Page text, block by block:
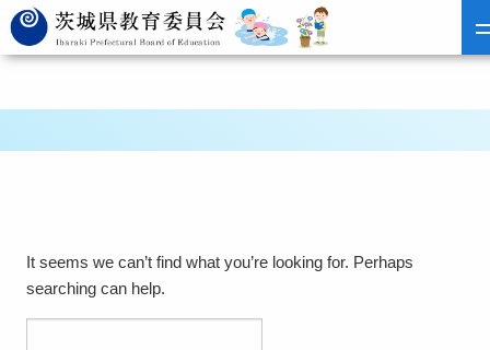
It seems we can’t find what you’re looking for. Perhaps
searching can help.